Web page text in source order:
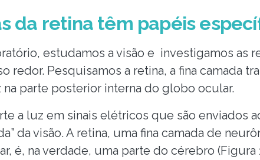
da retina têm papéis
estudamos a visão e investigamos as
redor. Pesquisamos a retina, a fina camada
na parte posterior interna do globo ocular.
a luz em sinais elétricos que são enviados
da visão. A retina, uma fina camada de
é, na verdade, uma parte do cérebro (Figura